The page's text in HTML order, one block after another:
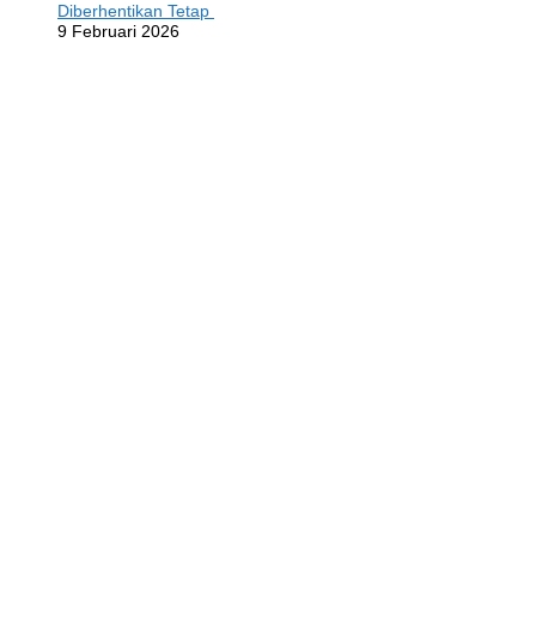
Diberhentikan Tetap
9 Februari 2026